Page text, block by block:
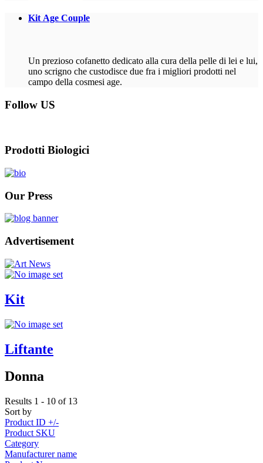
Kit Age Couple
Un prezioso cofanetto dedicato alla cura della pelle di lei e lui,
uno scrigno che custodisce due fra i migliori prodotti nel
campo della cosmesi age.
Follow US
Prodotti Biologici
Our Press
Advertisement
Kit
Liftante
Donna
Results 1 - 10 of 13
Sort by
Product ID +/-
Product SKU
Category
Manufacturer name